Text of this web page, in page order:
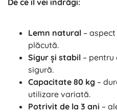
De ce îl vei îndrăgi:
Lemn natural –
plăcută.
Sigur și stabil –
sigură.
Capacitate 80 kg –
utilizare variată.
Potrivit de la 3 ani –